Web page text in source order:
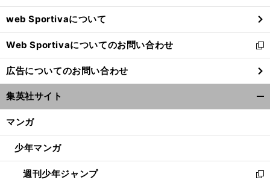
ウ
で
開
く
web Sportivaについて
Web Sportivaについてのお問い合わせ
新
し
い
ウ
ィ
ン
ウ
開
く
広告についてのお問い合わせ
集英社サイト
マンガ
少年マンガ
週刊少年ジャンプ
新